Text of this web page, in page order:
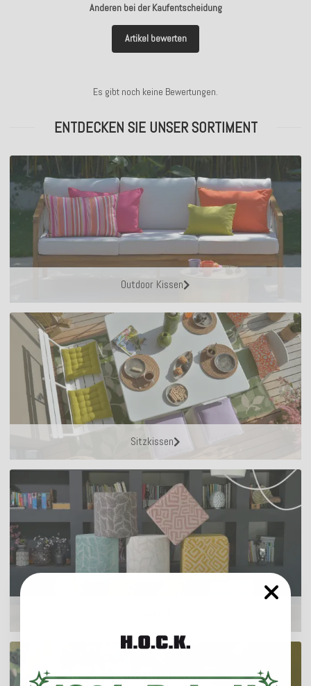
Anderen bei der Kaufentscheidung
Artikel bewerten
Es gibt noch keine Bewertungen.
ENTDECKEN SIE UNSER SORTIMENT
Outdoor Kissen
Sitzkissen